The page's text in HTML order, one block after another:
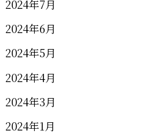
2024年7月
2024年6月
2024年5月
2024年4月
2024年3月
2024年1月